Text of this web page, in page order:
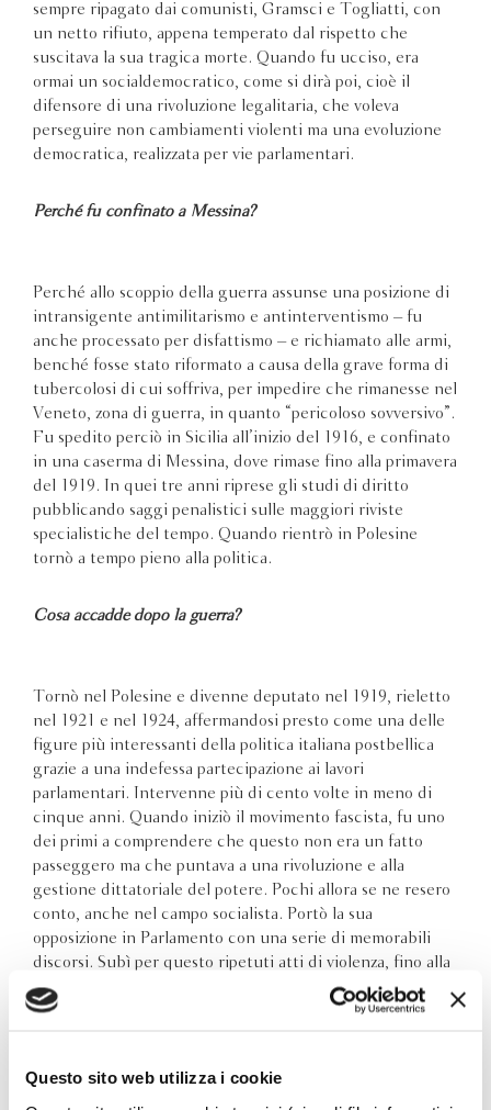
Questo sito web utilizza i cookie
sempre ripagato dai comunisti, Gramsci e Togliatti, con
un netto rifiuto, appena temperato dal rispetto che
suscitava la sua tragica morte. Quando fu ucciso, era
ormai un socialdemocratico, come si dirà poi, cioè il
difensore di una rivoluzione legalitaria, che voleva
perseguire non cambiamenti violenti ma una evoluzione
democratica, realizzata per vie parlamentari.
Perché fu confinato a Messina?
Perché allo scoppio della guerra assunse una posizione di
intransigente antimilitarismo e antinterventismo – fu
anche processato per disfattismo – e richiamato alle armi,
benché fosse stato riformato a causa della grave forma di
tubercolosi di cui soffriva, per impedire che rimanesse nel
Veneto, zona di guerra, in quanto “pericoloso sovversivo”.
Fu spedito perciò in Sicilia all’inizio del 1916, e confinato
in una caserma di Messina, dove rimase fino alla primavera
del 1919. In quei tre anni riprese gli studi di diritto
pubblicando saggi penalistici sulle maggiori riviste
specialistiche del tempo. Quando rientrò in Polesine
tornò a tempo pieno alla politica.
Cosa accadde dopo la guerra?
Tornò nel Polesine e divenne deputato nel 1919, rieletto
nel 1921 e nel 1924, affermandosi presto come una delle
figure più interessanti della politica italiana postbellica
grazie a una indefessa partecipazione ai lavori
parlamentari. Intervenne più di cento volte in meno di
cinque anni. Quando iniziò il movimento fascista, fu uno
dei primi a comprendere che questo non era un fatto
passeggero ma che puntava a una rivoluzione e alla
gestione dittatoriale del potere. Pochi allora se ne resero
conto, anche nel campo socialista. Portò la sua
opposizione in Parlamento con una serie di memorabili
discorsi. Subì per questo ripetuti atti di violenza, fino alla
decisione di eliminarlo fisicamente. Ciò che avvenne a
Roma il 10 giugno del 1924. La sua morte provocò nel
opposizioni di cogliere l’occasione. Superata la crisi,